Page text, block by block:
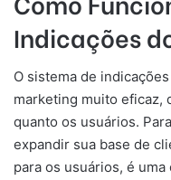
Indicações
O sistema de
marketing muito eficaz,
quanto os usuários.
expandir sua base de
para os usuários, é